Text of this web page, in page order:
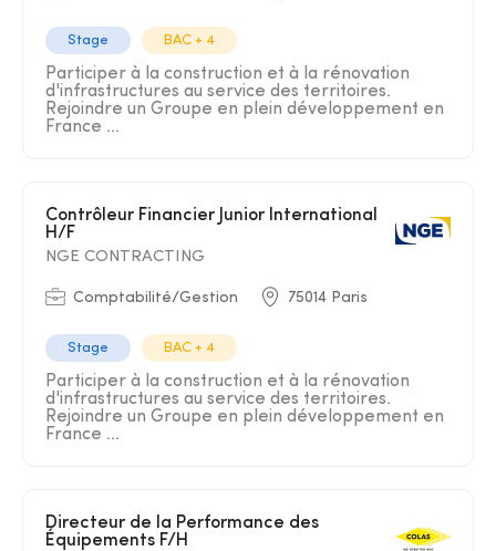
Stage BAC + 4
Participer à la construction et à la rénovation
d'infrastructures au service des territoires.
Rejoindre un Groupe en plein développement en
France ...
Contrôleur Financier Junior International
H/F
NGE CONTRACTING
Comptabilité/Gestion 75014 Paris
Stage BAC + 4
Participer à la construction et à la rénovation
d'infrastructures au service des territoires.
Rejoindre un Groupe en plein développement en
France ...
Directeur de la Performance des
Équipements F/H